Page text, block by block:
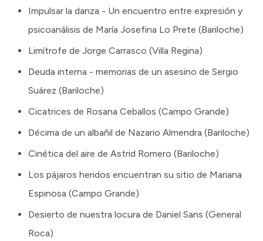
Impulsar la danza - Un encuentro entre expresión y
psicoanálisis de María Josefina Lo Prete (Bariloche)
Limítrofe de Jorge Carrasco (Villa Regina)
Deuda interna - memorias de un asesino de Sergio
Suárez (Bariloche)
Cicatrices de Rosana Ceballos (Campo Grande)
Décima de un albañil de Nazario Almendra (Bariloche)
Cinética del aire de Astrid Romero (Bariloche)
Los pájaros heridos encuentran su sitio de Mariana
Espinosa (Campo Grande)
Desierto de nuestra locura de Daniel Sans (General
Roca)